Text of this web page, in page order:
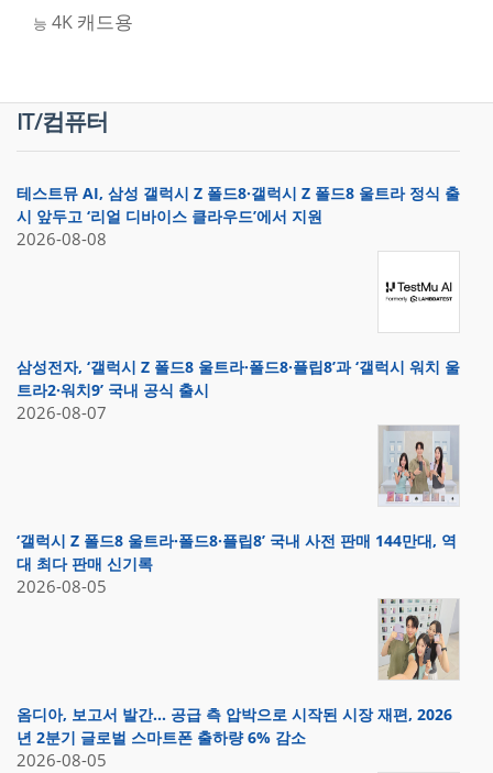
능 4K 캐드용
IT/컴퓨터
테스트뮤 AI, 삼성 갤럭시 Z 폴드8·갤럭시 Z 폴드8 울트라 정식 출
시 앞두고 ‘리얼 디바이스 클라우드’에서 지원
2026-08-08
삼성전자, ‘갤럭시 Z 폴드8 울트라·폴드8·플립8’과 ‘갤럭시 워치 울
트라2·워치9’ 국내 공식 출시
2026-08-07
‘갤럭시 Z 폴드8 울트라·폴드8·플립8’ 국내 사전 판매 144만대, 역
대 최다 판매 신기록
2026-08-05
옴디아, 보고서 발간… 공급 측 압박으로 시작된 시장 재편, 2026
년 2분기 글로벌 스마트폰 출하량 6% 감소
2026-08-05